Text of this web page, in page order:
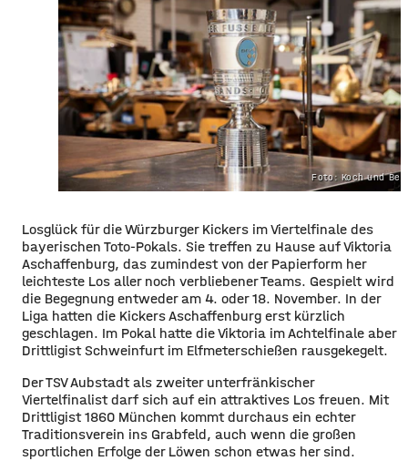
Foto: Koch und
Losglück für die Würzburger Kickers im Viertelfinale des
bayerischen Toto-Pokals. Sie treffen zu Hause auf Viktoria
Aschaffenburg, das zumindest von der Papierform her
leichteste Los aller noch verbliebener Teams. Gespielt wird
die Begegnung entweder am 4. oder 18. November. In der
Liga hatten die Kickers Aschaffenburg erst kürzlich
geschlagen. Im Pokal hatte die Viktoria im Achtelfinale aber
Drittligist Schweinfurt im Elfmeterschießen rausgekegelt.
Der TSV Aubstadt als zweiter unterfränkischer
Viertelfinalist darf sich auf ein attraktives Los freuen. Mit
Drittligist 1860 München kommt durchaus ein echter
Traditionsverein ins Grabfeld, auch wenn die großen
sportlichen Erfolge der Löwen schon etwas her sind.